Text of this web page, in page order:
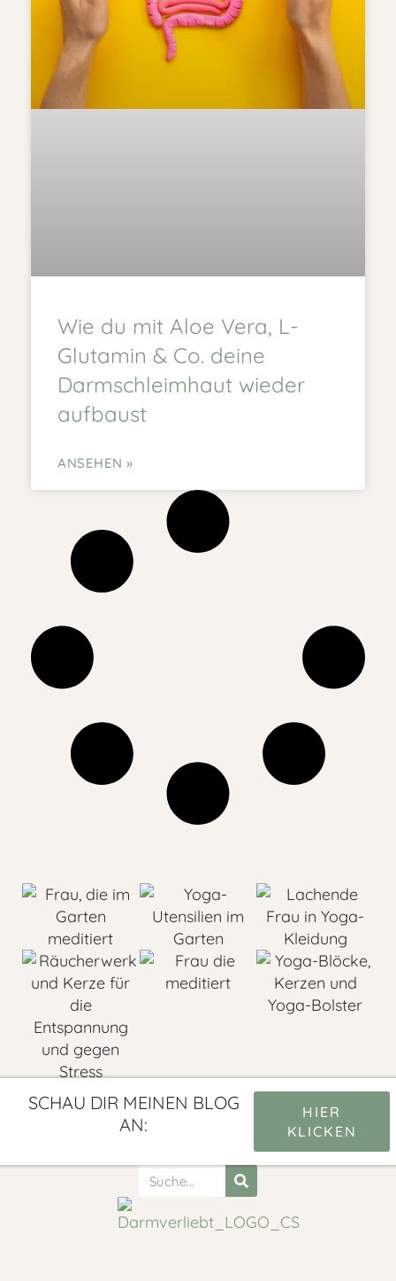
Wie du mit Aloe Vera, L-
Glutamin & Co. deine
Darmschleimhaut wieder
aufbaust
ANSEHEN »
SCHAU DIR MEINEN BLOG
AN:
HIER
KLICKEN